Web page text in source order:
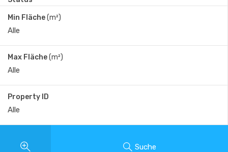
Min Fläche(m²)
Max Fläche(m²)
Property ID
Suche